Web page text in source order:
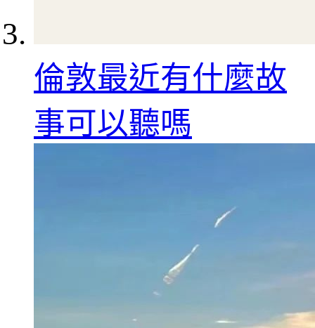
倫敦最近有什麼故
事可以聽嗎